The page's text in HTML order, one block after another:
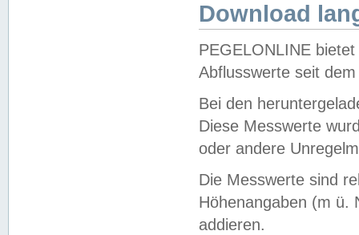
Download
PEGELONLINE
Abflusswerte seit
Bei den
Diese Messwerte
oder andere
Die Messwerte sind
Höhenangaben (m ü.
addieren.